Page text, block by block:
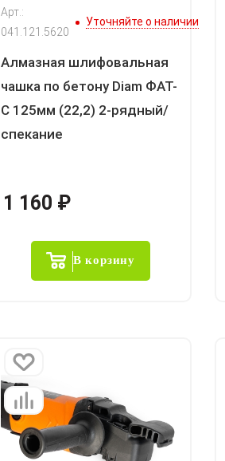
Арт.:
041.121.5620
Уточняйте о наличии
Алмазная шлифовальная
чашка по бетону Diam ФАТ-
С 125мм (22,2) 2-рядный/
спекание
1 160 ₽
В корзину